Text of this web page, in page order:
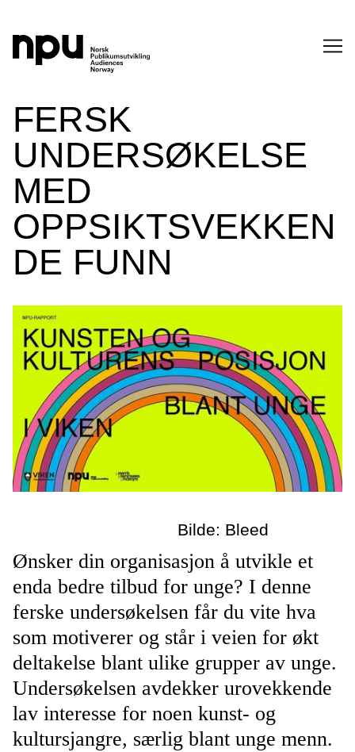
SØK
SØK →
FERSK
UNDERSØKELSE
MED
OPPSIKTSVEKKEN
DE FUNN
Bilde: Bleed
Ønsker din organisasjon å utvikle et
enda bedre tilbud for unge? I denne
ferske undersøkelsen får du vite hva
som motiverer og står i veien for økt
deltakelse blant ulike grupper av unge.
Undersøkelsen avdekker urovekkende
lav interesse for noen kunst- og
kultursjangre, særlig blant unge menn.